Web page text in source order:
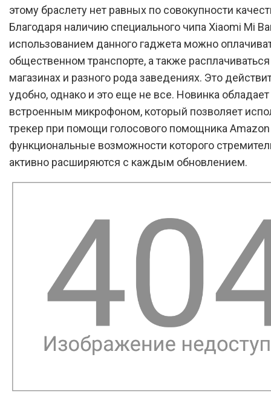
этому браслету нет равных по совокупности
Благодаря наличию специального чипа Xiaomi Mi
использованием данного гаджета можно
общественном транспорте, а также
магазинах и разного рода заведениях. Это
удобно, однако и это еще не все. Новинка обладает
встроенным микрофоном, который позволяет
трекер при помощи голосового помощника Amazon
функциональные возможности которого
активно расширяются с каждым обновлением.